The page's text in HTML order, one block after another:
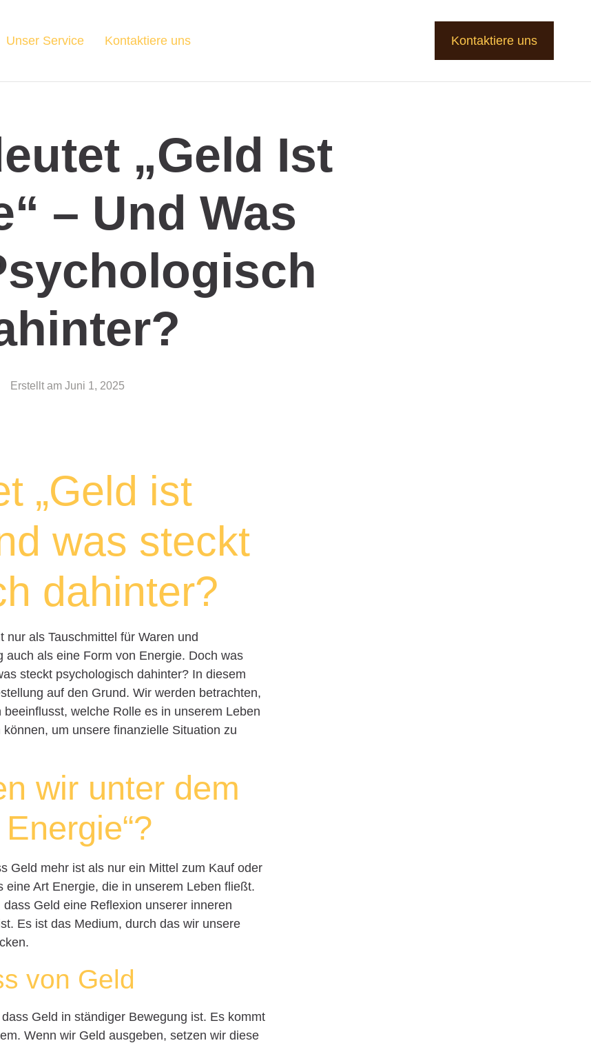
Unser Service Kontaktiere uns Kontaktiere uns
„Geld Ist
– Und Was
Erstellt am Juni 1, 2025
„Geld ist
was steckt
dahinter?
als Tauschmittel für Waren und
als eine Form von Energie. Doch was
steckt psychologisch dahinter? In diesem
auf den Grund. Wir werden betrachten,
welche Rolle es in unserem Leben
um unsere finanzielle Situation zu
wir unter dem
Geld mehr ist als nur ein Mittel zum Kauf oder
Art Energie, die in unserem Leben fließt.
Geld eine Reflexion unserer inneren
Es ist das Medium, durch das wir unsere
von Geld
Geld in ständiger Bewegung ist. Es kommt
Wenn wir Geld ausgeben, setzen wir diese